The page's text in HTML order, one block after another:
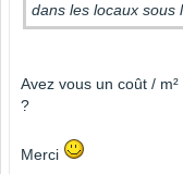
dans les locaux sous
Avez vous un coût /
?
Merci